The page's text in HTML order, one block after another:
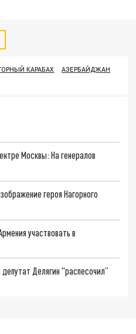
КАРАБАХ
АЗЕРБАЙДЖАН
Москвы: На генералов
героя Нагорного
участвовать в
Делягин "распесочил”